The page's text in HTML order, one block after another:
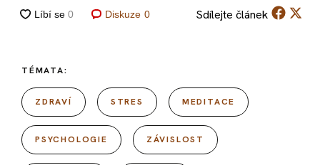
Diskuze 0 Sdílejte článek
TÉMATA:
ZDRAVÍ STRES MEDITACE
PSYCHOLOGIE ZÁVISLOST